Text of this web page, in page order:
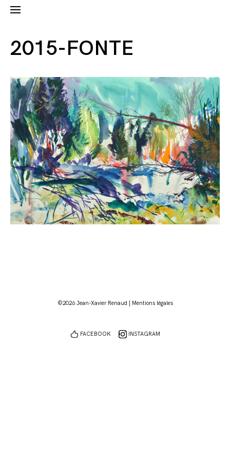
2015-FONTE
©2026 Jean-Xavier Renaud | Mentions légales
FACEBOOK INSTAGRAM